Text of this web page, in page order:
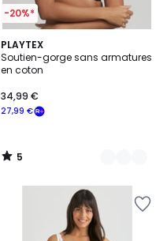
-20%*
PLAYTEX
Soutien-gorge sans armatures
en coton
27,99 €
34,99 €
5
/
5
2
Couleurs
5
/